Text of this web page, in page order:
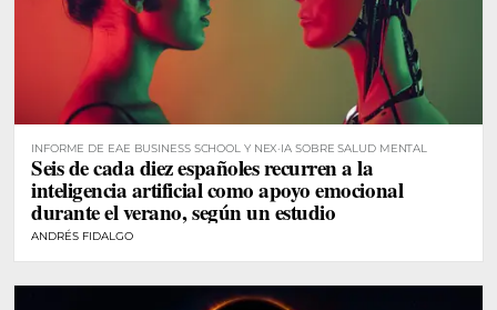
INFORME DE EAE BUSINESS SCHOOL Y NEX·IA SOBRE SALUD MENTAL
Seis de cada diez españoles recurren a la
inteligencia artificial como apoyo emocional
durante el verano, según un estudio
ANDRÉS FIDALGO